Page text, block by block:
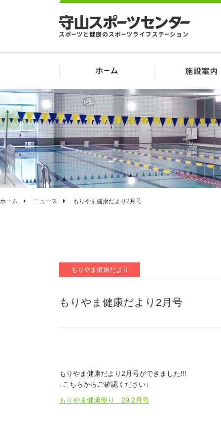
ホーム ニュース もりやま健康だより2月号
もりやま健康だより
もりやま健康だより2月号
もりやま健康だより2月号ができました!!!
↓こちらからご確認ください↓
もりやま健康便り 29.2月号